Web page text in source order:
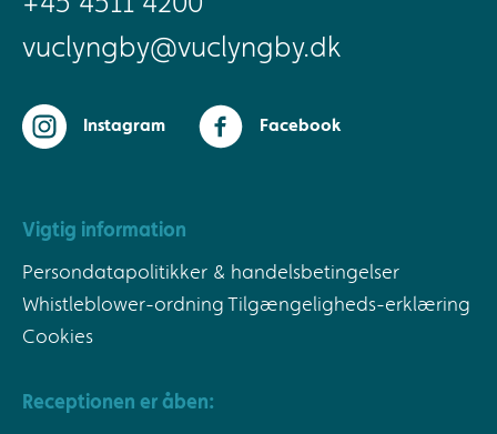
vuclyngby@vuclyngby.dk
Instagram Facebook
Vigtig information
Persondatapolitikker & handelsbetingelser
Whistleblower-ordning Tilgængeligheds-erklæring
Cookies
Receptionen er åben: